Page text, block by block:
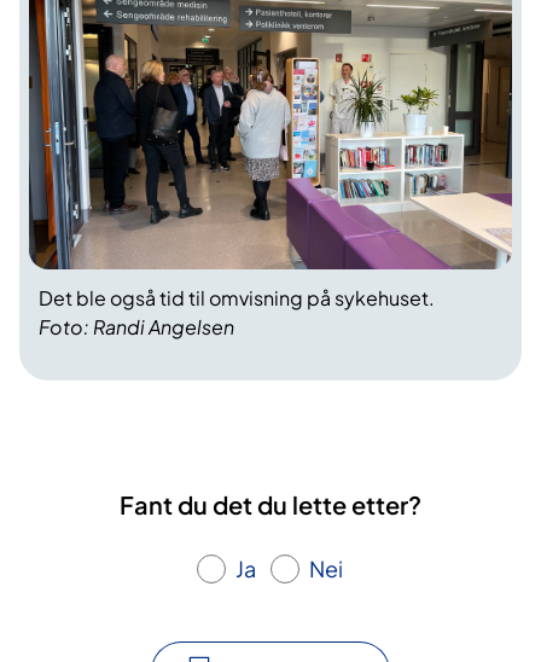
Foto: Randi Angelsen
Det ble også tid til omvisning på sykehuset.
Fant du det du lette etter?
Ja Nei